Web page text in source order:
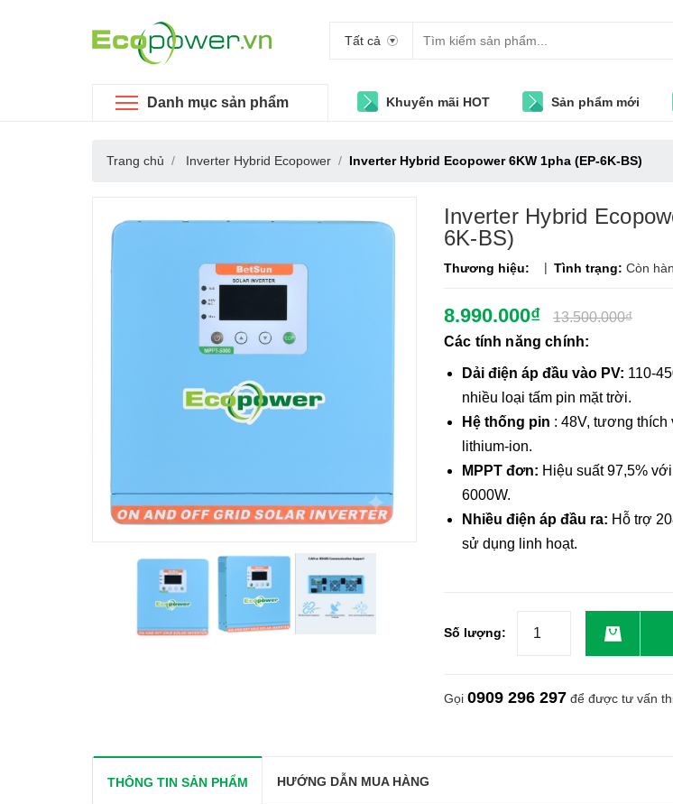
Tất cả
Danh mục sản phẩm Khuyến mãi HOT Sản phẩm mới
Trang chủ Inverter Hybrid Ecopower Inverter Hybrid Ecopower 6KW 1pha (EP-6K-BS)
Inverter Hybrid
6K-BS)
Thương hiệu: | Tình trạng: Còn
8.990.000₫
13.500.000₫
Các tính năng chính:
Dải điện áp đầu vào PV: 110-
nhiều loại tấm pin mặt trời.
Hệ thống pin : 48V, tương thích
lithium-ion.
MPPT đơn: Hiệu suất 97,5%
6000W.
Nhiều điện áp đầu ra: Hỗ trợ
sử dụng linh hoạt.
Số lượng:
Gọi 0909 296 297 để được tư vấn
THÔNG TIN SẢN PHẨM HƯỚNG DẪN MUA HÀNG